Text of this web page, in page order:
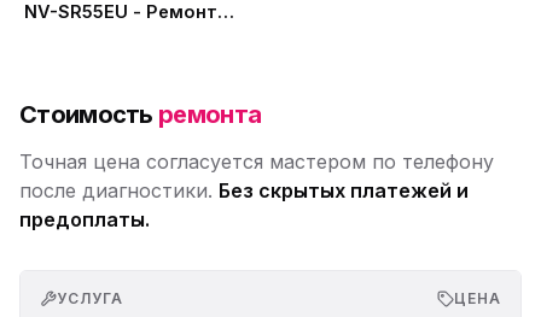
NV-SR55EU - Ремонт
Стоимость ремонта
Точная цена согласуется мастером по телефону
после диагностики. Без скрытых платежей и
предоплаты.
УСЛУГА ЦЕНА